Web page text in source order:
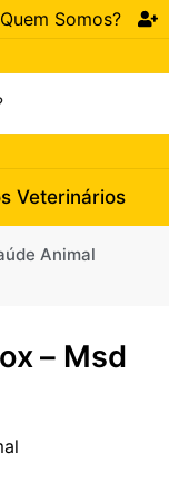
Quem Somos?
Veterinários
Animal
– Msd